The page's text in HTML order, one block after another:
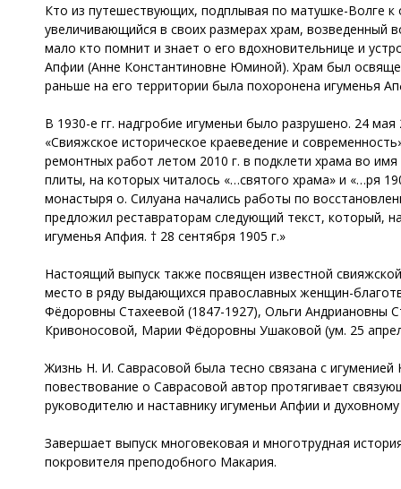
Кто из путешествующих, подплывая по матушке-Волге
увеличивающийся в своих размерах храм,
мало кто помнит и знает о его вдохновительнице и
Апфии (Анне Константиновне Юминой). Храм был
раньше на его территории была похоронена игуменья
В 1930-е гг. надгробие игуменьи было разрушено. 24
«Свияжское историческое краеведение и
ремонтных работ летом 2010 г. в подклети храма во
плиты, на которых читалось «…святого храма» и «…ря
монастыря о. Силуана начались работы по
предложил реставраторам следующий текст, который,
игуменья Апфия. † 28 сентября 1905 г.»
Настоящий выпуск также посвящен известной
место в ряду выдающихся православных женщин-
Фёдоровны Стахеевой (1847-1927), Ольги Андриановны
Кривоносовой, Марии Фёдоровны Ушаковой (ум. 25
Жизнь Н. И. Саврасовой была тесно связана с
повествование о Саврасовой автор протягивает
руководителю и наставнику игуменьи Апфии и
Завершает выпуск многовековая и многотрудная
покровителя преподобного Макария.